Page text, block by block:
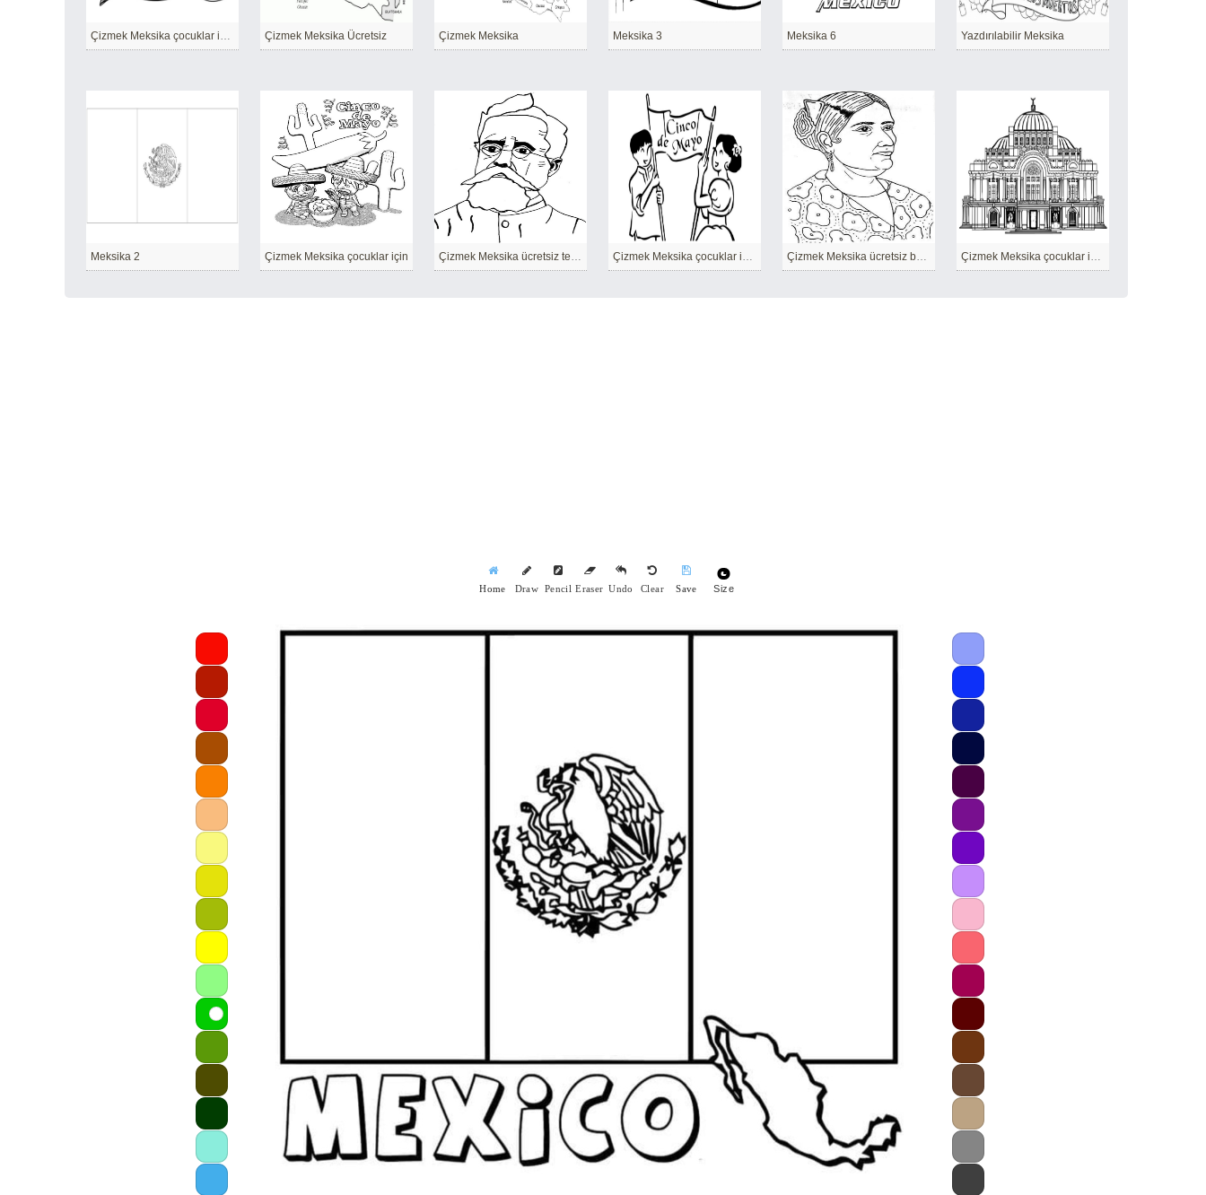
Çizmek Meksika çocuklar için ücretsiz Çizmek Meksika Ücretsiz Çizmek Meksika Meksika 3 Meksika 6 Yazdırılabilir Meksika
Meksika 2 Çizmek Meksika çocuklar için Çizmek Meksika ücretsiz temel Çizmek Meksika çocuklar için yazdırılabilir Çizmek Meksika ücretsiz basit Çizmek Meksika çocuklar için temel
Home Draw Pencil Eraser Undo Clear Save Size